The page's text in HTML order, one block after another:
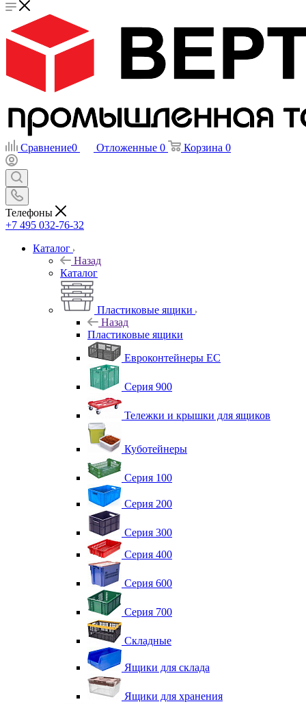
Сравнение0 Отложенные 0 Корзина 0
Телефоны
+7 495 032-76-32
Каталог
Назад
Каталог
Пластиковые ящики
Назад
Пластиковые ящики
Евроконтейнеры ЕС
Серия 900
Тележки и крышки для ящиков
Куботейнеры
Серия 100
Серия 200
Серия 300
Серия 400
Серия 600
Серия 700
Складные
Ящики для склада
Ящики для хранения